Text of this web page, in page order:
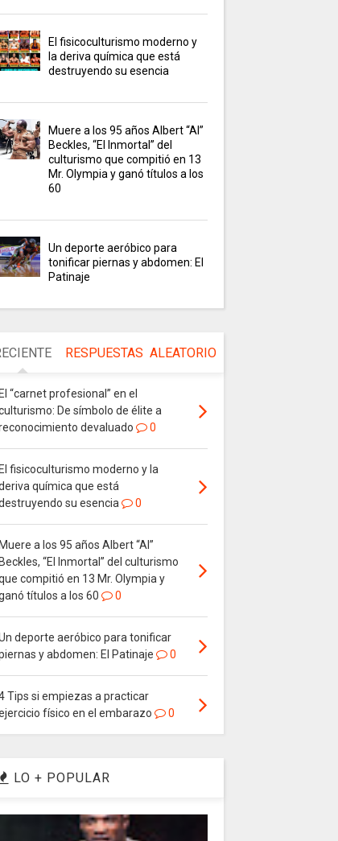
El fisicoculturismo moderno y
la deriva química que está
destruyendo su esencia
Muere a los 95 años Albert “Al”
Beckles, “El Inmortal” del
culturismo que compitió en 13
Mr. Olympia y ganó títulos a los
60
Un deporte aeróbico para
tonificar piernas y abdomen: El
Patinaje
RESPUESTAS ALEATORIO
El “carnet profesional” en el
De símbolo de élite a
devaluado
0
El fisicoculturismo moderno y la
química que está
su esencia
0
Muere a los 95 años Albert “Al”
Beckles, “El Inmortal” del culturismo
compitió en 13 Mr. Olympia y
títulos a los 60
0
deporte aeróbico para tonificar
y abdomen: El Patinaje
0
Tips si empiezas a practicar
físico en el embarazo
0
LO + POPULAR